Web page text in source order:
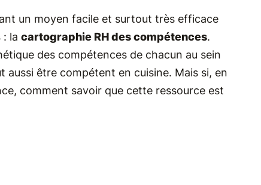
un moyen facile et surtout très efficace
la cartographie RH des compétences.
des compétences de chacun au sein
aussi être compétent en cuisine. Mais si, en
comment savoir que cette ressource est